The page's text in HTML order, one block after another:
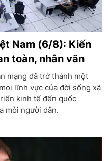
Nam (6/8): Kiến
toàn, nhân văn
mạng đã trở thành một
lĩnh vực của đời sống xã
kinh tế đến quốc
mỗi người dân.